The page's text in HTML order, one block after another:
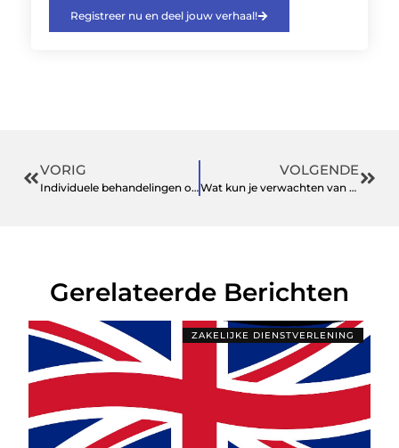
Registreer nu en deel jouw verhaal!
VORIG
Individuele behandelingen op uw niveau in Rijswijk
VOLGENDE
Wat kun je verwachten van een dierenkliniek in Nederland?
Gerelateerde Berichten
ZAKELIJKE DIENSTVERLENING